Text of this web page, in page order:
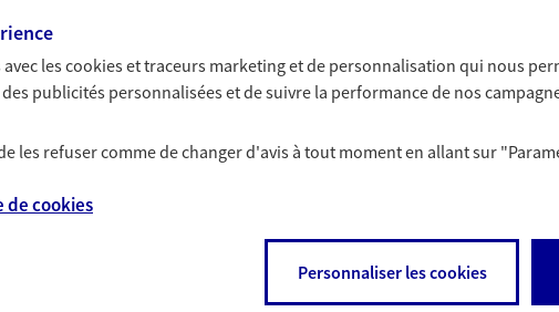
nos offres Assurance &
PRO & ENTREPRISES
lescookies et traceurs marketing et de personnalisation qui nous
publicités personnalisées et de suivre la performance de nos
les refuser comme de changer d'avis à tout moment en allant sur
decookies
Personnaliser les cookies